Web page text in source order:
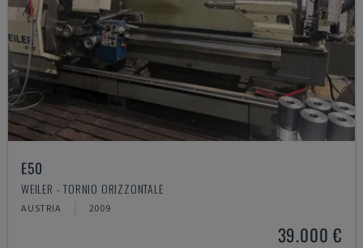
E50
WEILER - TORNIO ORIZZONTALE
AUSTRIA 2009
39.000 €